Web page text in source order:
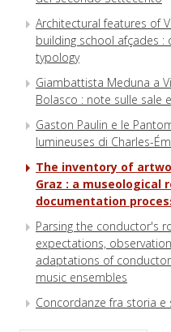
Architectural features of
building school afçades :
typology
Giambattista Meduna a
Bolasco : note sulle sale
Gaston Paulin e le
lumineuses di Charles-
The inventory of
Graz : a museological
documentation
Parsing the conductor's
expectations,
adaptations of
music ensembles
Concordanze fra storia e